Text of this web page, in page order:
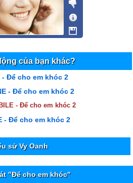
của bạn khác?
- Để cho em khóc 2
- Để cho em khóc 2
- Để cho em khóc 2
- Để cho em khóc 2
sử Vy Oanh
"Để cho em khóc"